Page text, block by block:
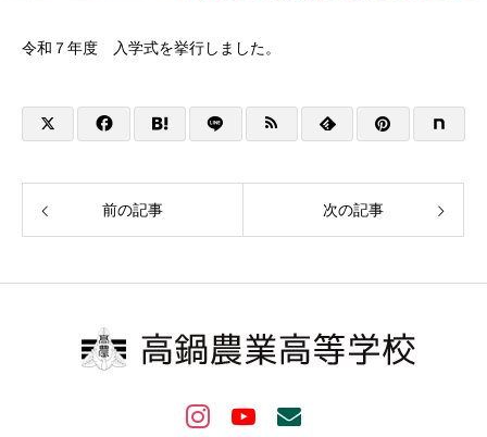
令和７年度 入学式を挙行しました。
前の記事 次の記事